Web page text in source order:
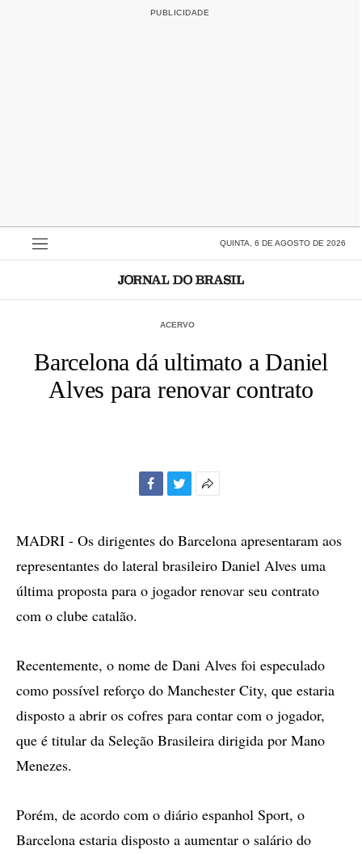
QUINTA, 6 DE AGOSTO DE 2026
ACERVO
Barcelona dá ultimato a Daniel
Alves para renovar contrato
compartilhamento
MADRI - Os dirigentes do Barcelona apresentaram aos
representantes do lateral brasileiro Daniel Alves uma
última proposta para o jogador renovar seu contrato
com o clube catalão.
Recentemente, o nome de Dani Alves foi especulado
como possível reforço do Manchester City, que estaria
disposto a abrir os cofres para contar com o jogador,
que é titular da Seleção Brasileira dirigida por Mano
Menezes.
Porém, de acordo com o diário espanhol Sport, o
Barcelona estaria disposto a aumentar o salário do